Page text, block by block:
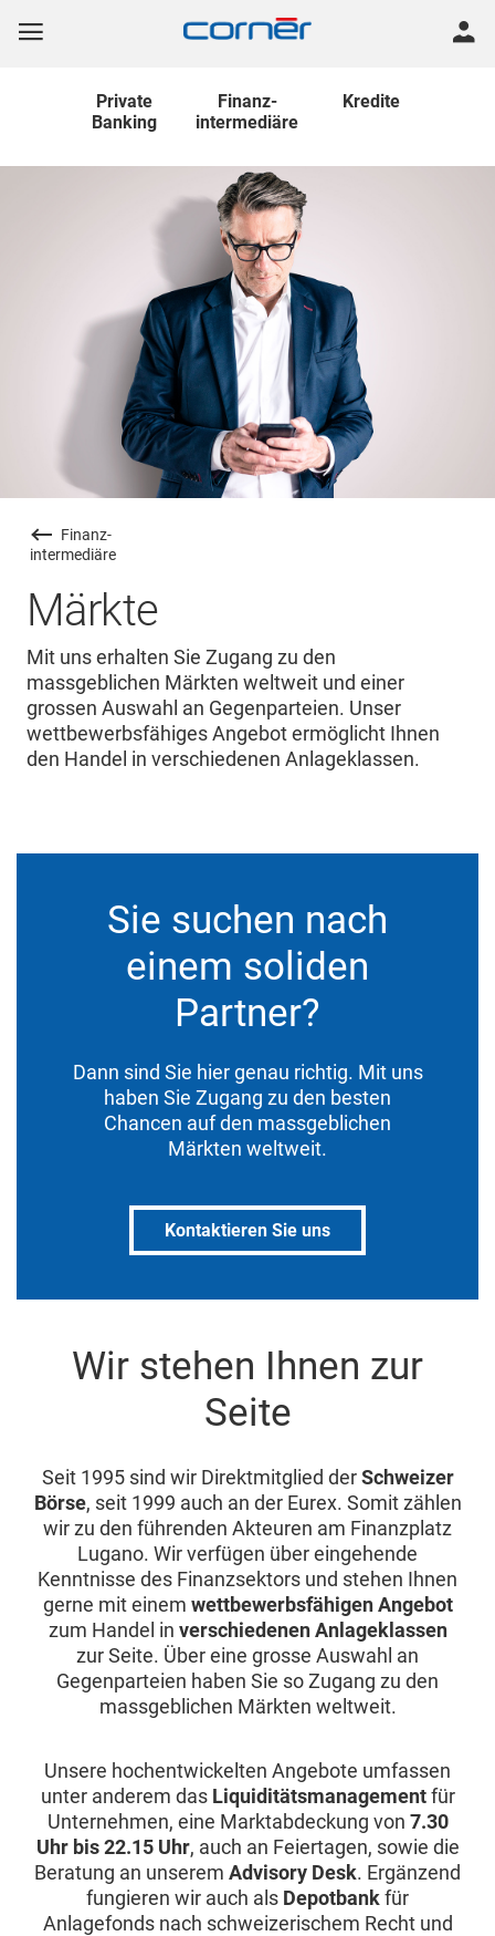
Private
Banking
Finanz-
intermediäre
Kredite
Finanz-
intermediäre
Märkte
Mit uns erhalten Sie Zugang zu den
massgeblichen Märkten weltweit und einer
grossen Auswahl an Gegenparteien. Unser
wettbewerbsfähiges Angebot ermöglicht Ihnen
den Handel in verschiedenen Anlageklassen.
Sie suchen nach
einem soliden
Partner?
Dann sind Sie hier genau richtig. Mit uns
haben Sie Zugang zu den besten
Chancen auf den massgeblichen
Märkten weltweit.
Kontaktieren Sie uns
Wir stehen Ihnen zur
Seite
Seit 1995 sind wir Direktmitglied derSchweizer
Börse, seit 1999 auch an der Eurex. Somit zählen
wir zu den führenden Akteuren am Finanzplatz
Lugano. Wir verfügen über eingehende
Kenntnisse des Finanzsektors und stehen Ihnen
gerne mit einem wettbewerbsfähigen Angebot
zum Handel in verschiedenen Anlageklassen
zur Seite. Über eine grosse Auswahl an
Gegenparteien haben Sie so Zugang zu den
massgeblichen Märkten weltweit.
Unsere hochentwickelten Angebote umfassen
unter anderem das Liquiditätsmanagementfür
Unternehmen, eine Marktabdeckung von 7.30
Uhr bis 22.15 Uhr, auch an Feiertagen, sowie die
Beratung an unserem Advisory Desk. Ergänzend
fungieren wir auch als Depotbankfür
Anlagefonds nach schweizerischem Recht und